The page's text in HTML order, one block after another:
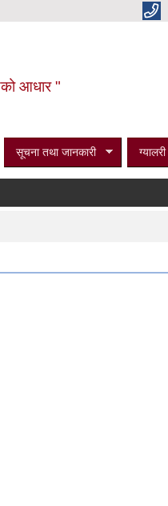
आधार "
सूचना तथा जानकारी ग्यालरी